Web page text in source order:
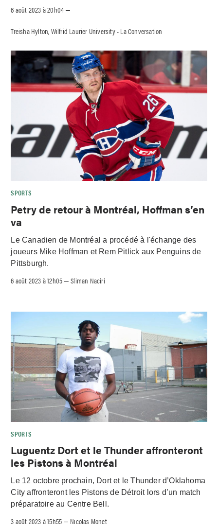
6 août 2023 à 20h04 –
Treisha Hylton, Wilfrid Laurier University - La Conversation
SPORTS
Petry de retour à Montréal, Hoffman s’en
va
Le Canadien de Montréal a procédé à l'échange des
joueurs Mike Hoffman et Rem Pitlick aux Penguins de
Pittsburgh.
6 août 2023 à 12h05 –Sliman Naciri
SPORTS
Luguentz Dort et le Thunder affronteront
les Pistons à Montréal
Le 12 octobre prochain, Dort et le Thunder d’Oklahoma
City affronteront les Pistons de Détroit lors d’un match
préparatoire au Centre Bell.
3 août 2023 à 15h55 – Nicolas Monet